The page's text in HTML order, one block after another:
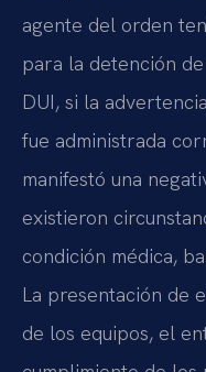
agente del orden
para la detención
DUI, si la
fue administrada
manifestó una
existieron
condición médica,
La presentación de
de los equipos, el